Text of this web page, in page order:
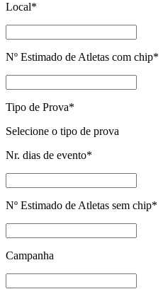
Local*
Nº Estimado de Atletas com chip*
Tipo de Prova*
Selecione o tipo de prova
Nr. dias de evento*
Nº Estimado de Atletas sem chip*
Campanha